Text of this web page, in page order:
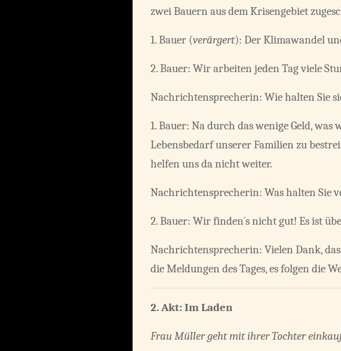
zwei Bauern aus dem Krisengebiet
1. Bauer (verärgert): Der Klimawandel
2. Bauer: Wir arbeiten jeden Tag viele
Nachrichtensprecherin: Wie halten Sie
1. Bauer: Na durch das wenige Geld,
Lebensbedarf unserer Familien zu
helfen uns da nicht weiter.
Nachrichtensprecherin: Was halten Sie
2. Bauer: Wir finden´s nicht gut! Es ist
Nachrichtensprecherin: Vielen Dank,
die Meldungen des Tages, es folgen die
2. Akt: Im Laden
Frau Müller geht mit ihrer Tochter